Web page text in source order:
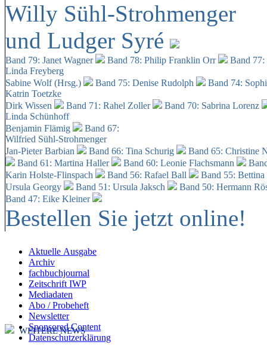
Willy Sühl-Strohmenger
und Ludger Syré
Band 79: Janet Wagner Band 78: Philip Franklin Orr
Band
Linda Freyberg
Sabine Wolf (Hrsg.)
Band 75: Denise Rudolph
Band 74:
Katrin Toetzke
Dirk Wissen
Band 71: Rahel Zoller
Band 70: Sabrina Lorenz
Linda Schünhoff
Benjamin Flämig
Band 67:
Wilfried Sühl-Strohmenger
Jan-Pieter Barbian
Band 66: Tina Schurig
Band 65: Christine
Band 61: Martina Haller
Band 60: Leonie Flachsmann
Karin Holste-Flinspach
Band 56: Rafael Ball
Band 55:
Ursula Georgy
Band 51: Ursula Jaksch Band 50: Hermann
Band 47: Eike Kleiner
Bestellen Sie jetzt online!
Aktuelle Ausgabe
Archiv
fachbuchjournal
Zeitschrift IWP
Mediadaten
Abo / Probeheft
Newsletter
Sponsored Content
Datenschutzerklärung
WEITERE NEWS